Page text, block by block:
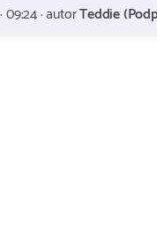
09:24 · autorTeddie